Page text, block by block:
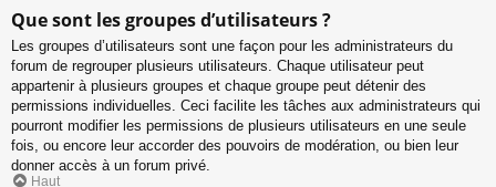
Que sont les groupes d’utilisateurs ?
Les groupes d’utilisateurs sont une façon pour les administrateurs du
forum de regrouper plusieurs utilisateurs. Chaque utilisateur peut
appartenir à plusieurs groupes et chaque groupe peut détenir des
permissions individuelles. Ceci facilite les tâches aux administrateurs qui
pourront modifier les permissions de plusieurs utilisateurs en une seule
fois, ou encore leur accorder des pouvoirs de modération, ou bien leur
donner accès à un forum privé.
Haut